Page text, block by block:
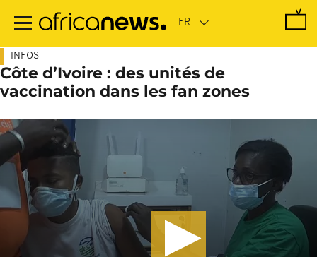
contenu
INFOS
Côte d’Ivoire : des unités de
vaccination dans les fan zones